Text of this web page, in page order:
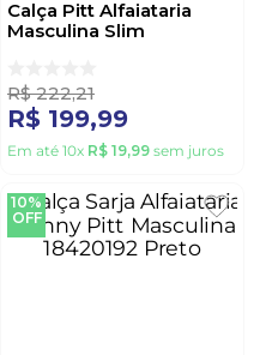
Calça Pitt Alfaiataria
Masculina Slim
R$ 222,21
R$ 199,99
Em até 10x R$ 19,99 sem juros
10%
OFF